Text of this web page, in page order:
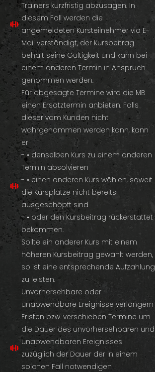
Trainers kurzfristig abzusagen. In
diesem Fall werden die
angemeldeten Kursteilnehmer via E-
Mail verständigt, der Kursbeitrag
behält seine Gültigkeit und kann bei
einem anderen Termin in Anspruch
genommen werden.
Für abgesagte Termine wird die MB
einen Ersatztermin anbieten. Falls
dieser vom Kunden nicht
wahrgenommen werden kann, kann
er
- • denselben Kurs zu einem anderen
Termin absolvieren
- • einen anderen Kurs wählen, soweit
die Kursplätze nicht bereits
ausgeschöpft sind
- • oder den Kursbeitrag rückerstattet
bekommen.
Sollte ein anderer Kurs mit einem
höheren Kursbeitrag gewählt werden,
so ist eine entsprechende Aufzahlung
zu leisten.
Unvorhersehbare oder
unabwendbare Ereignisse verlängern
Fristen bzw. verschieben Termine um
die Dauer des unvorhersehbaren und
unabwendbaren Ereignisses
zuzüglich der Dauer der in einem
solchen Fall notwendigen